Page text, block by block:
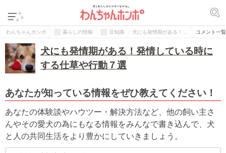
わんちゃんホンポ 暮らしの情報 豆知識 犬にも発情期がある！… コメント一覧
犬にも発情期がある！発情している時に
する仕草や行動７選
あなたが知っている情報をぜひ教えてください！
あなたの体験談やハウツー・解決方法など、他の飼い主さ
んやその愛犬の為にもなる情報をみんなで書き込んで、犬
と人の共同生活をより豊かにしていきましょう。